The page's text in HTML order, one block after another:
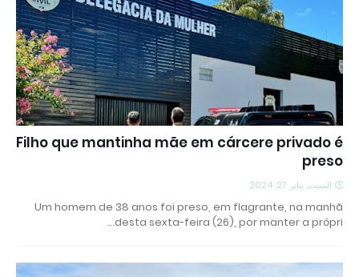
Filho que mantinha mãe em cárcere privado é
preso
السبت, يناير 27, 2024
Um homem de 38 anos foi preso, em flagrante, na manhã
desta sexta-feira (26), por manter a própri…